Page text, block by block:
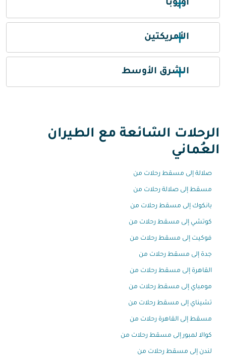
أوروبا
الأمريكتين
الشرق الأوسط
الرحلات الشائعة مع الطيران
العُماني
صلالة إلى مسقط رحلات من
مسقط إلى صلالة رحلات من
بانكوك إلى مسقط رحلات من
كوتشي إلى مسقط رحلات من
فوكيت إلى مسقط رحلات من
جدة إلى مسقط رحلات من
القاهرة إلى مسقط رحلات من
مومباي إلى مسقط رحلات من
تشيناي إلى مسقط رحلات من
مسقط إلى القاهرة رحلات من
كوالا لمبور إلى مسقط رحلات من
لندن إلى مسقط رحلات من